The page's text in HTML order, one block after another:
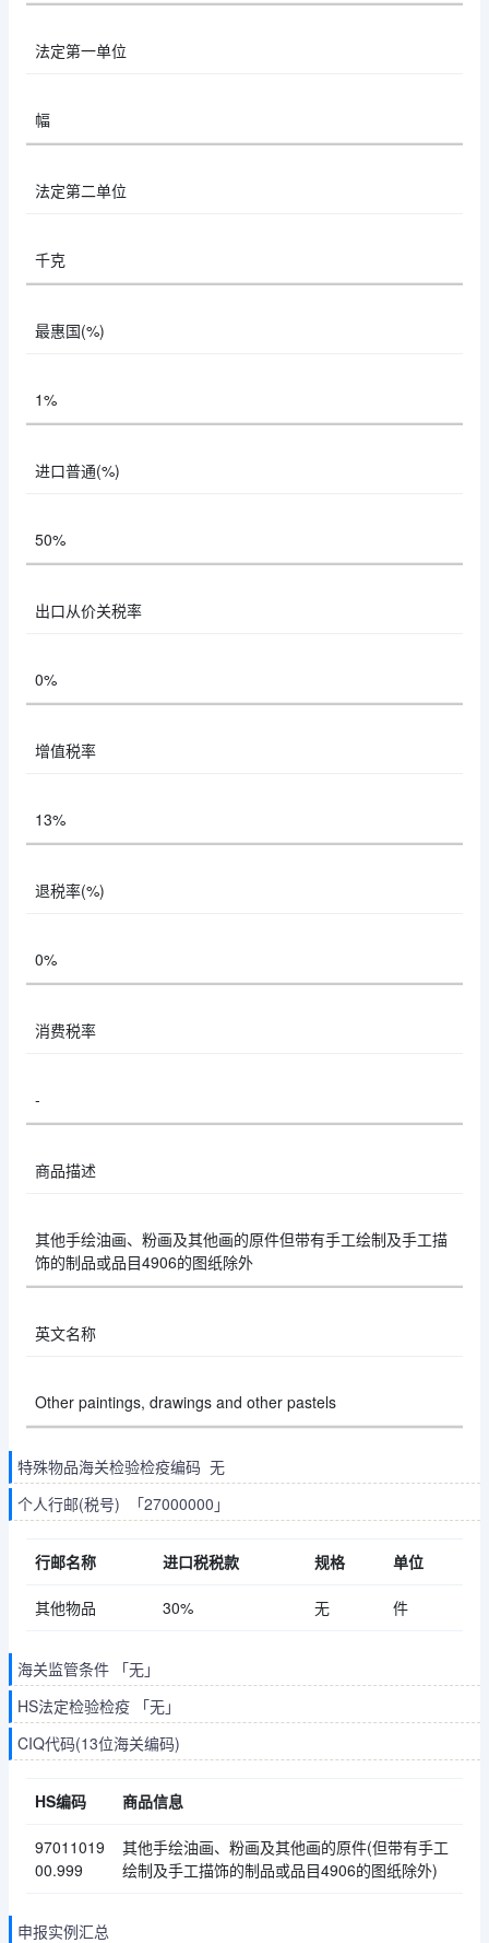
法定第一单位
幅
法定第二单位
千克
最惠国(%)
1%
进口普通(%)
50%
出口从价关税率
0%
增值税率
13%
退税率(%)
0%
消费税率
-
商品描述
其他手绘油画、粉画及其他画的原件但带有手工绘制及手工描
饰的制品或品目4906的图纸除外
英文名称
Other paintings, drawings and other pastels
特殊物品海关检验检疫编码 无
个人行邮(税号) 「27000000」
行邮名称 进口税税款 规格 单位
其他物品 30% 无 件
海关监管条件 「无」
HS法定检验检疫 「无」
CIQ代码(13位海关编码)
HS编码 商品信息
97011019
00.999
其他手绘油画、粉画及其他画的原件(但带有手工
绘制及手工描饰的制品或品目4906的图纸除外)
申报实例汇总